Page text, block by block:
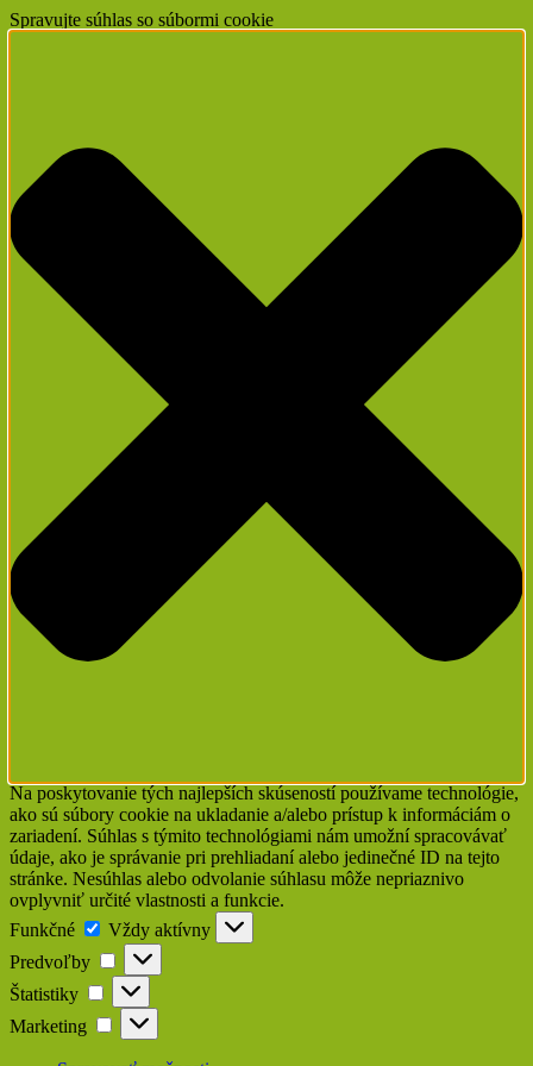
Spravujte súhlas so súbormi cookie
Na poskytovanie tých najlepších skúseností používame technológie,
ako sú súbory cookie na ukladanie a/alebo prístup k informáciám o
zariadení. Súhlas s týmito technológiami nám umožní spracovávať
údaje, ako je správanie pri prehliadaní alebo jedinečné ID na tejto
stránke. Nesúhlas alebo odvolanie súhlasu môže nepriaznivo
ovplyvniť určité vlastnosti a funkcie.
Funkčné
Funkčné
Vždy aktívny
Predvoľby
Predvoľby
Štatistiky Štatistiky
Marketing Marketing